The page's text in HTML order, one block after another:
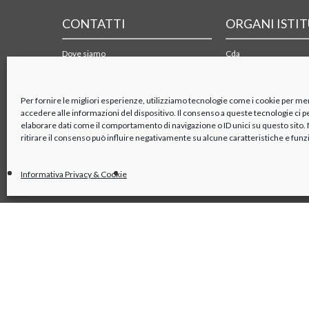
Per fornire le migliori esperienze, utilizziamo tecnologie come i cookie per
accedere alle informazioni del dispositivo. Il consenso a queste tecnologie ci
elaborare dati come il comportamento di navigazione o ID unici su questo
ritirare il consenso può influire negativamente su alcune caratteristiche e
Informativa Privacy & Cookie
CONTATTI
Dove siamo
ORGANI
Cda
Azionisti